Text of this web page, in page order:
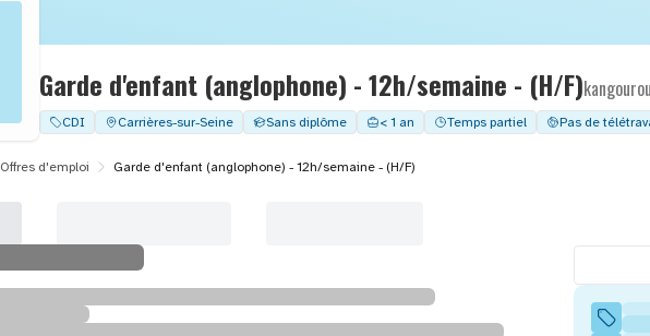
Garde d'enfant (anglophone) - 12h/semaine - (H/F)
CDI Carrières-sur-Seine Sans diplôme < 1 an Temps partiel Pas de
Offres d'emploi Garde d'enfant (anglophone) - 12h/semaine - (H/F)